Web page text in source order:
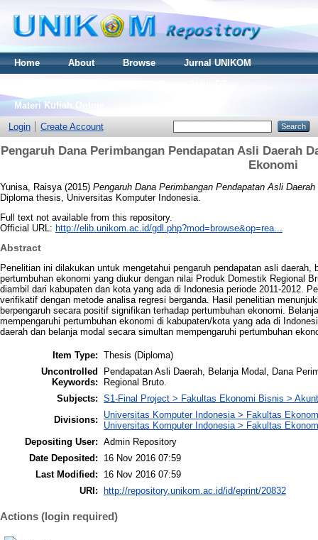
Home About Browse
Jurnal UNIKOM
Materi Kuliah Online
Login
Create Account
Pengaruh Dana Perimbangan Pendapatan Asli Daerah
Ekonomi
Yunisa, Raisya (2015) Pengaruh Dana Perimbangan Pendapatan Asli
Diploma thesis, Universitas Komputer Indonesia.
Full text not available from this repository.
Official URL: http://elib.unikom.ac.id/gdl.php?mod=browse&op=rea...
Abstract
Penelitian ini dilakukan untuk mengetahui pengaruh pendapatan asli daerah,
pertumbuhan ekonomi yang diukur dengan nilai Produk Domestik Regional
diambil dari kabupaten dan kota yang ada di Indonesia periode 2011-2012.
verifikatif dengan metode analisa regresi berganda. Hasil penelitian
berpengaruh secara positif signifikan terhadap pertumbuhan ekonomi.
mempengaruhi pertumbuhan ekonomi di kabupaten/kota yang ada di
daerah dan belanja modal secara simultan mempengaruhi pertumbuhan
Item Type: Thesis (Diploma)
Uncontrolled
Keywords:
Pendapatan Asli Daerah, Belanja Modal, Dana
Regional Bruto.
Subjects: S1-Final Project > Fakultas Ekonomi Bisnis >
Divisions:
Universitas Komputer Indonesia > Fakultas
Universitas Komputer Indonesia > Fakultas
Depositing User: Admin Repository
Date Deposited:
16 Nov 2016 07:59
Last Modified:
16 Nov 2016 07:59
URI:
http://repository.unikom.ac.id/id/eprint/20832
Actions (login required)